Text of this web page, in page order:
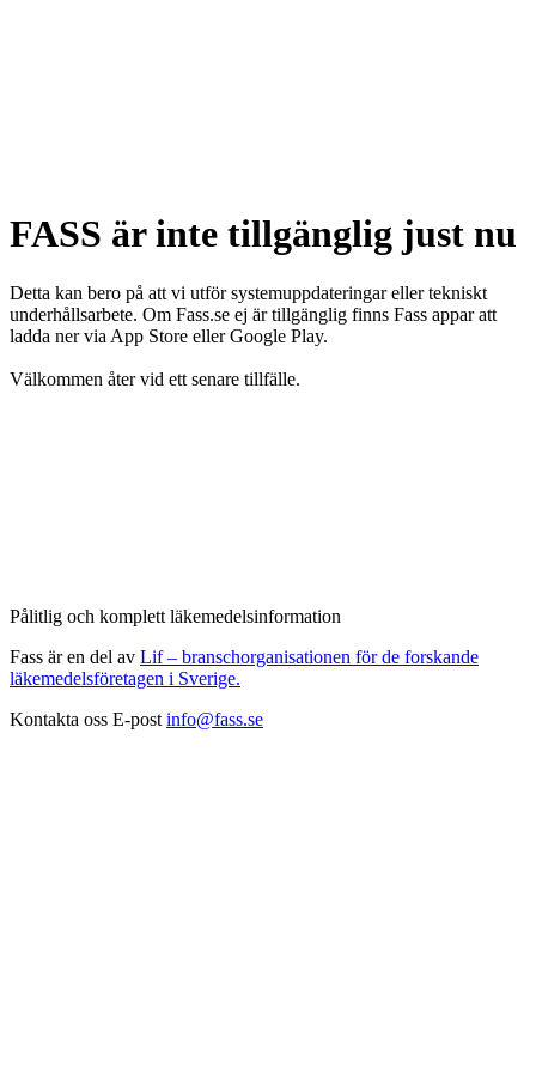
FASS är inte tillgänglig just nu
Detta kan bero på att vi utför systemuppdateringar eller tekniskt
underhållsarbete. Om Fass.se ej är tillgänglig finns Fass appar att
ladda ner via App Store eller Google Play.
Välkommen åter vid ett senare tillfälle.
Pålitlig och komplett läkemedelsinformation
Fass är en del av Lif – branschorganisationen för de forskande
läkemedelsföretagen i Sverige.
Kontakta oss E-post info@fass.se